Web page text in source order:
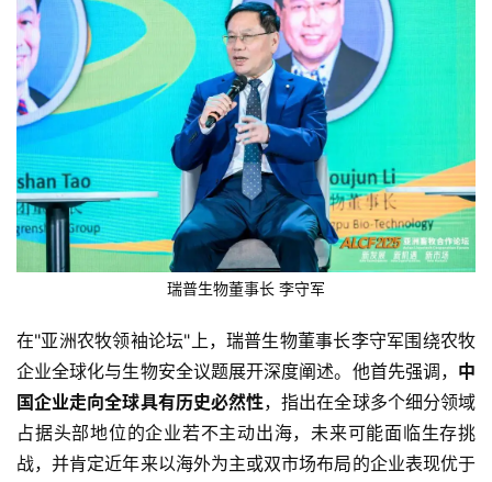
资
讯
新
闻
瑞普生物董事长 李守军
在"亚洲农牧领袖论坛"上，瑞普生物董事长李守军围绕农牧
企业全球化与生物安全议题展开深度阐述。他首先强调， 中
国企业走向全球具有历史必然性，指出在全球多个细分领域
占据头部地位的企业若不主动出海，未来可能面临生存挑
战，并肯定近年来以海外为主或双市场布局的企业表现优于